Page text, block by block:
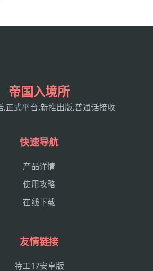
帝国入境所
,正式平台,新推出版,普通话接收
快速导航
产品详情
使用攻略
在线下载
友情链接
特工17安卓版